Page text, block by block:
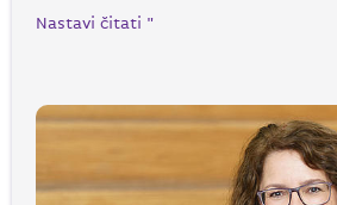
Nastavi čitati "